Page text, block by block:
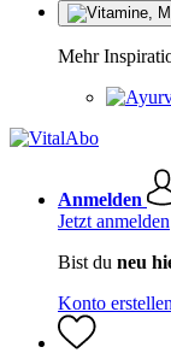
Mehr
Anmelden
Jetzt anmelden
Bist du neu
Konto erstellen